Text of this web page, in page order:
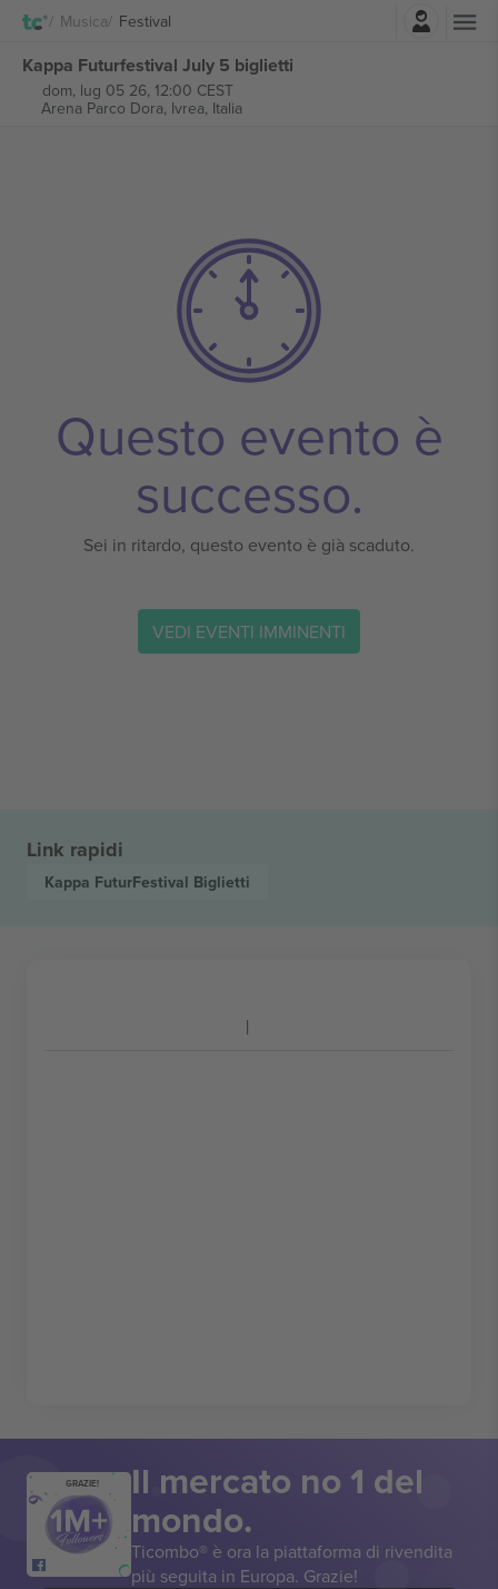
Musica Festival
Kappa Futurfestival July 5 biglietti
dom, lug 05 26, 12:00 CEST
Arena Parco Dora, Ivrea, Italia
Questo evento è
successo.
Sei in ritardo, questo evento è già scaduto.
VEDI EVENTI IMMINENTI
Link rapidi
Kappa FuturFestival Biglietti
GRAZIE! Il mercato no 1 del
mondo.
Ticombo® è ora la piattaforma di rivendita
più seguita in Europa. Grazie!